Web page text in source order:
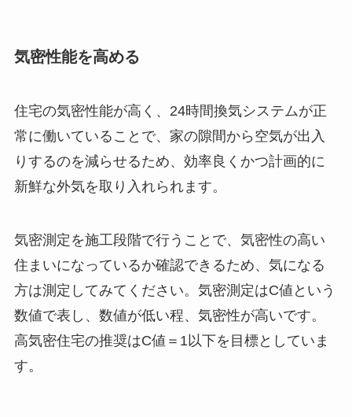
気密性能を高める
住宅の気密性能が高く、24時間換気システムが正
常に働いていることで、家の隙間から空気が出入
りするのを減らせるため、効率良くかつ計画的に
新鮮な外気を取り入れられます。
気密測定を施工段階で行うことで、気密性の高い
住まいになっているか確認できるため、気になる
方は測定してみてください。気密測定はC値という
数値で表し、数値が低い程、気密性が高いです。
高気密住宅の推奨はC値＝1以下を目標としていま
す。